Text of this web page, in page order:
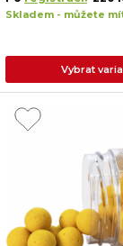
Skladem - můžete
Vybrat